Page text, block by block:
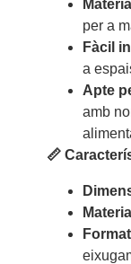
per a
Fàcil
a
Apte
amb
📏